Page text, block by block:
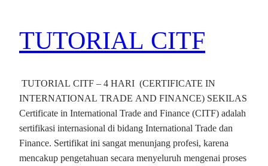
TUTORIAL CITF
TUTORIAL CITF – 4 HARI (CERTIFICATE IN
INTERNATIONAL TRADE AND FINANCE) SEKILAS
Certificate in International Trade and Finance (CITF) adalah
sertifikasi internasional di bidang International Trade dan
Finance. Sertifikat ini sangat menunjang profesi, karena
mencakup pengetahuan secara menyeluruh mengenai proses